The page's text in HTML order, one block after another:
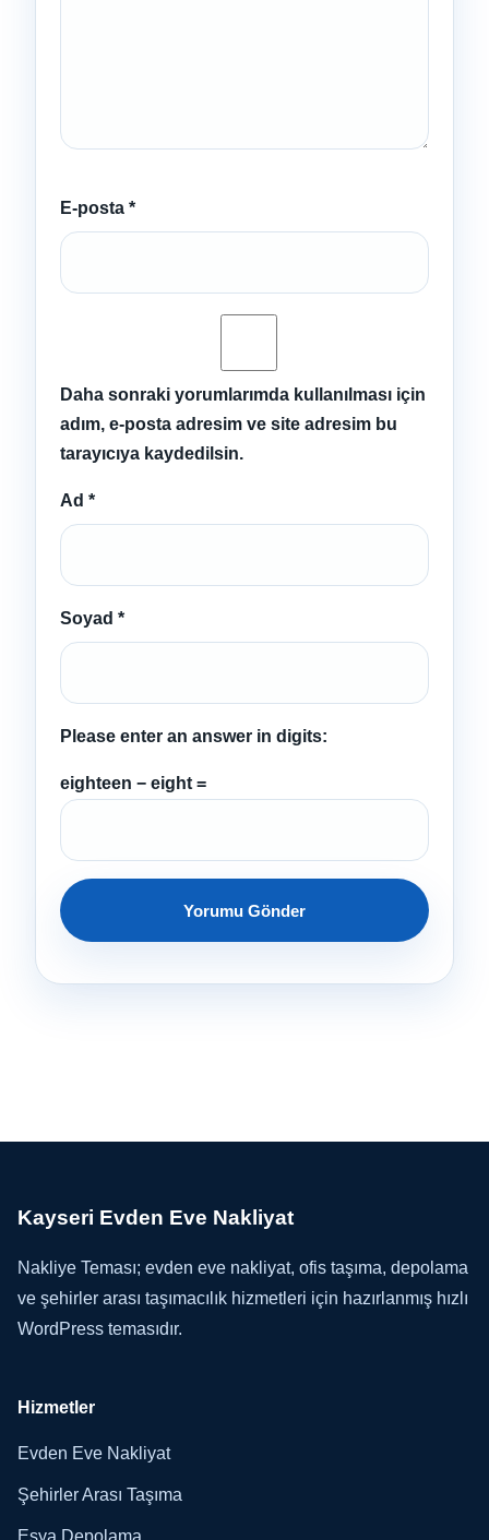
E-posta *
Daha sonraki yorumlarımda kullanılması için
adım, e-posta adresim ve site adresim bu
tarayıcıya kaydedilsin.
Ad *
Soyad *
Please enter an answer in digits:
eighteen − eight =
Kayseri Evden Eve Nakliyat
Nakliye Teması; evden eve nakliyat, ofis taşıma, depolama
ve şehirler arası taşımacılık hizmetleri için hazırlanmış hızlı
WordPress temasıdır.
Hizmetler
Evden Eve Nakliyat
Şehirler Arası Taşıma